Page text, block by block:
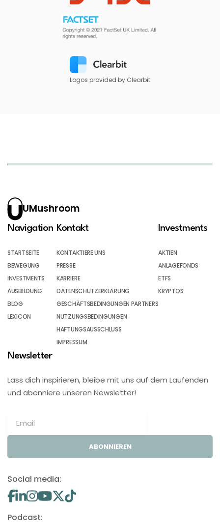
Logos provided by Clearbit
UMushroom
Navigation
STARTSEITE
BEWEGUNG
INVESTMENTS
AUSBILDUNG
BLOG
LEXICON
Kontakt
KONTAKTIERE UNS
PRESSE
KARRIERE
DATENSCHUTZERKLÄRUNG
GESCHÄFTSBEDINGUNGEN PARTNERS
NUTZUNGSBEDINGUNGEN
HAFTUNGSAUSSCHLUSS
IMPRESSUM
Investments
AKTIEN
ANLAGEFONDS
ETFS
KRYPTOS
Newsletter
Lass dich inspirieren, bleibe mit uns auf dem Laufenden
und abonniere unseren Newsletter!
ABONNIEREN
Social media:
Podcast: